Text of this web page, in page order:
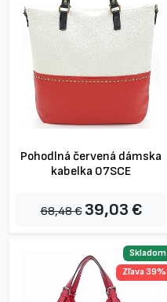
Pohodlná červená dámska
kabelka 07SCE
68,48 € 39,03 €
Skladom
Zľava 39%